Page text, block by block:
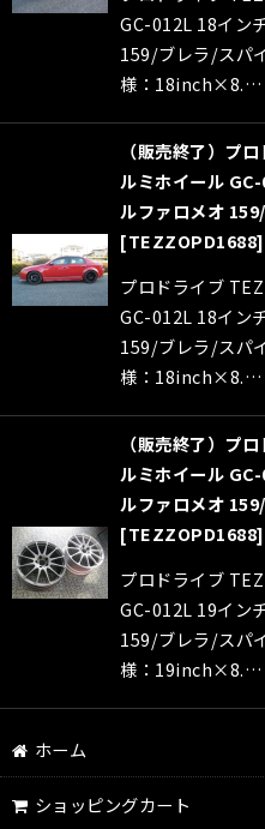
GC-012L 18イン
159/ブレラ/スパ
様：18inch×8.…
（販売終了）プ
ルミホイール
ルファロメオ
[TEZZOPD1688]
プロドライブ
GC-012L 18イン
159/ブレラ/スパ
様：18inch×8.…
（販売終了）プ
ルミホイール
ルファロメオ
[TEZZOPD1688]
プロドライブ
GC-012L 19イン
159/ブレラ/スパ
様：19inch×8.…
ホーム
ショッピングカート